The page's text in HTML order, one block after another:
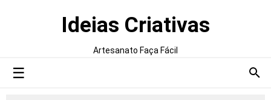
Ideias Criativas
Artesanato Faça Fácil